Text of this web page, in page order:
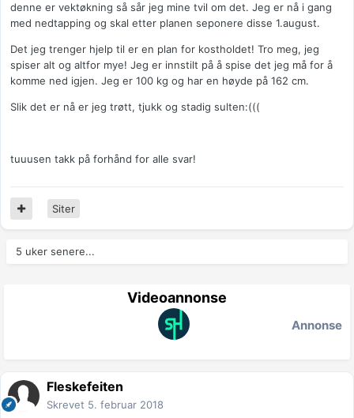
denne er vektøkning så sår jeg mine tvil om det. Jeg er nå i gang
med nedtapping og skal etter planen seponere disse 1.august.
Det jeg trenger hjelp til er en plan for kostholdet! Tro meg, jeg
spiser alt og altfor mye! Jeg er innstilt på å spise det jeg må for å
komme ned igjen. Jeg er 100 kg og har en høyde på 162 cm.
Slik det er nå er jeg trøtt, tjukk og stadig sulten:(((
tuuusen takk på forhånd for alle svar!
Siter
5 uker senere...
Videoannonse
Annonse
Fleskefeiten
Skrevet 5. februar 2018